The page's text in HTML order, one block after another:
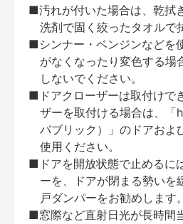
■汚れが付いた場合は、乾拭
洗剤で固く絞ったタオルで
■シンナー・ベンジンなどを
がなくなったり変色する場
しないでください。
■ドアクローザーは取付けで
ザーを取付ける場合は、
パブリック）」のドアおよ
使用ください。
■ドアを開放状態で止めるに
ーを、ドアが閉まる勢いを
戸ダンパーをお勧めします。
■窓際など直射日光が長時間